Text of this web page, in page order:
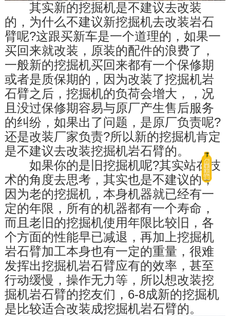
其实新的挖掘机是不建议去改装
的，为什么不建议新挖掘机去改装岩石
臂呢?这跟买新车是一个道理的，如果一
买回来就改装，原装的配件的浪费了，
一般新的挖掘机买回来都有一个保修期
或者是质保期的，因为改装了挖掘机岩
石臂之后，挖掘机的负荷会增大，，况
且没过保修期容易与原厂产生售后服务
的纠纷，如果出了问题，是原厂负责呢?
还是改装厂家负责?所以新的挖掘机肯定
是不建议去改装挖掘机岩石臂的。
如果你的是旧挖掘机呢?其实站在技
术的角度去思考，其实也是不建议的，
因为老的挖掘机，本身机器就已经有一
定的年限，所有的机器都有一个寿命，
而且老旧的挖掘机使用年限比较旧，各
个方面的性能早已减退，再加上挖掘机
岩石臂加工本身也有一定的重量，很难
发挥出挖掘机岩石臂应有的效率，甚至
行动缓慢，操作无力等，所以想改装挖
掘机岩石臂的挖友们，6-8成新的挖掘机
是比较适合改装成挖掘机岩石臂的。